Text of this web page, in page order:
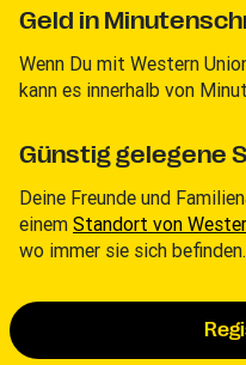
Geld in
Wenn Du mit Western
kann es innerhalb von
Günstig gelegene
Deine Freunde und
einem Standort von
wo immer sie sich befinden.